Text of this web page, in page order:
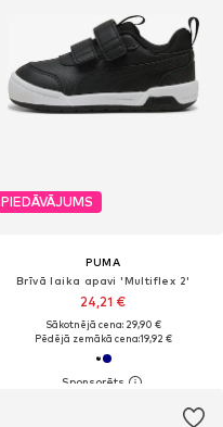
PIEDĀVĀJUMS
PUMA
Brīvā laika apavi 'Multiflex 2'
24,21 €
Sākotnējā cena: 29,90 €
Pēdējā zemākā cena:19,92 €